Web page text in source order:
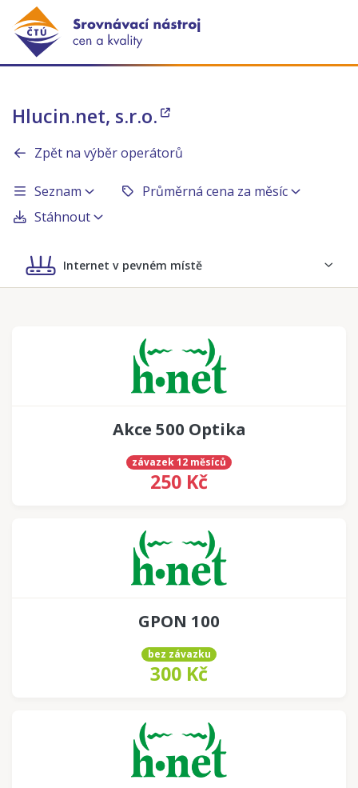
Hlucin.net, s.r.o.
Zpět na výběr operátorů
Seznam
Průměrná cena za měsíc
Stáhnout
Internet v pevném místě
Akce 500 Optika
závazek 12 měsíců
250 Kč
GPON 100
bez závazku
300 Kč